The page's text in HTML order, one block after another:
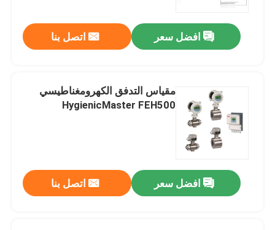
افضل سعر اتصل بنا
مقياس التدفق الكهرومغناطيسي
HygienicMaster FEH500
افضل سعر اتصل بنا